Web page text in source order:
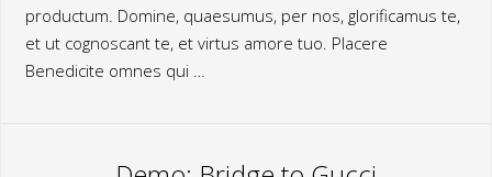
productum. Domine, quaesumus, per nos, glorificamus te,
et ut cognoscant te, et virtus amore tuo. Placere
Benedicite omnes qui …